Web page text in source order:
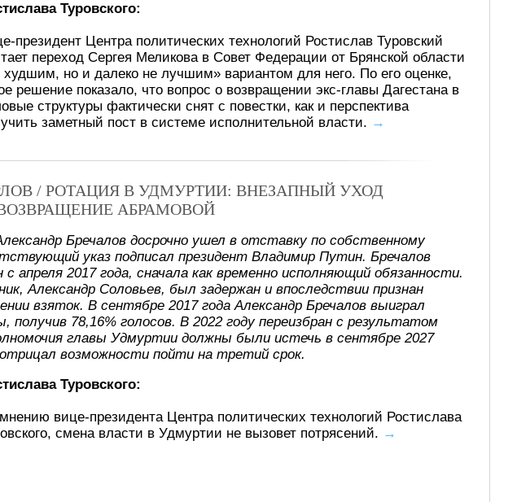
Туровского:
президент Центра политических технологий Ростислав Туровский
переход Сергея Меликова в Совет Федерации от Брянской области
худшим, но и далеко не лучшим» вариантом для него. По его оценке,
решение показало, что вопрос о возвращении экс-главы Дагестана в
структуры фактически снят с повестки, как и перспектива
заметный пост в системе исполнительной власти. →
/ РОТАЦИЯ В УДМУРТИИ: ВНЕЗАПНЫЙ УХОД
АБРАМОВОЙ
Бречалов досрочно ушел в отставку по собственному
указ подписал президент Владимир Путин. Бречалов
с апреля 2017 года, сначала как временно исполняющий обязанности.
Александр Соловьев, был задержан и впоследствии признан
взяток. В сентябре 2017 года Александр Бречалов выиграл
получив 78,16% голосов. В 2022 году переизбран с результатом
главы Удмуртии должны были истечь в сентябре 2027
возможности пойти на третий срок.
Туровского:
вице-президента Центра политических технологий Ростислава
смена власти в Удмуртии не вызовет потрясений. →